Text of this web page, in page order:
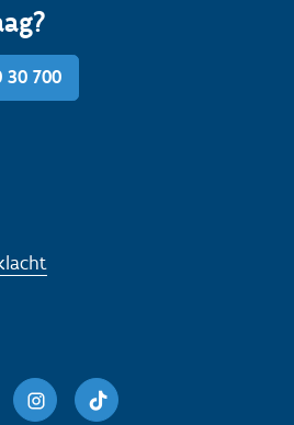
30 700
YoutubeInstagram